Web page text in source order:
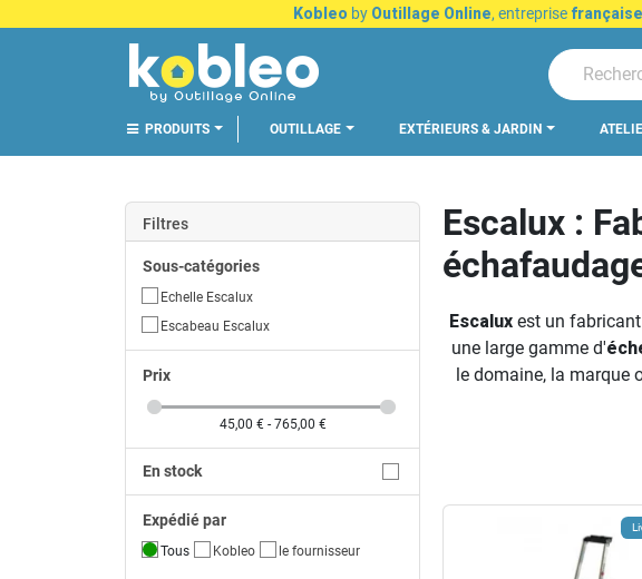
Kobleo by Outillage Online, entreprise française
PRODUITS OUTILLAGE EXTÉRIEURS & JARDIN
Filtres
Sous-catégories
Echelle Escalux
Escabeau Escalux
Prix
45,00 € - 765,00 €
En stock
Expédié par
Tous Kobleo le fournisseur
Escalux :
Escalux est un
une large gamme d'
le domaine, la marque